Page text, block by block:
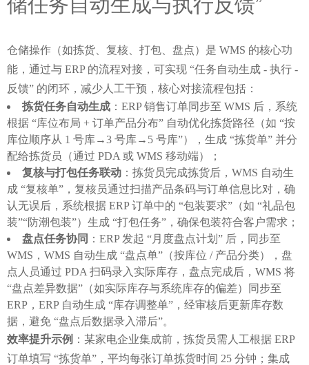
仓储操作（如拣货、复核、打包、盘点）是 WMS 的核心功
能，通过与 ERP 的流程对接，可实现 “任务自动生成 - 执行 -
反馈” 的闭环，减少人工干预，核心对接流程包括：
拣货任务自动生成 ：ERP 销售订单同步至 WMS 后，系统
根据 “库位布局 + 订单产品分布” 自动优化拣货路径（如 “按
库位顺序从 1 号库→3 号库→5 号库”），生成 “拣货单” 并分
配给拣货员（通过 PDA 或 WMS 移动端）；
复核与打包任务联动 ：拣货员完成拣货后，WMS 自动生
成 “复核单”，复核员通过扫描产品条码与订单信息比对，确
认无误后，系统根据 ERP 订单中的 “包装要求”（如 “礼品包
装”“防潮包装”）生成 “打包任务”，确保包装符合客户需求；
盘点任务协同 ：ERP 发起 “月度盘点计划” 后，同步至
WMS，WMS 自动生成 “盘点单”（按库位 / 产品分类），盘
点人员通过 PDA 扫码录入实际库存，盘点完成后，WMS 将
“盘点差异数据”（如实际库存与系统库存的偏差）同步至
ERP，ERP 自动生成 “库存调整单”，经审核后更新库存数
据，避免 “盘点后数据录入滞后”。
效率提升示例 ：某家电企业集成前，拣货员需人工根据 ERP
订单填写 “拣货单”，平均每张订单拣货时间 25 分钟；集成